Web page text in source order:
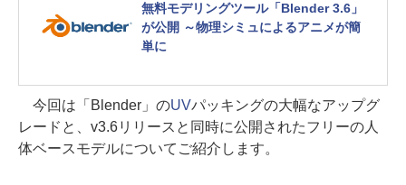
無料モデリングツール「Blender 3.6」
が公開 ～物理シミュによるアニメが簡
単に
今回は「Blender」のUVパッキングの大幅なアップグ
レードと、v3.6リリースと同時に公開されたフリーの人
体ベースモデルについてご紹介します。